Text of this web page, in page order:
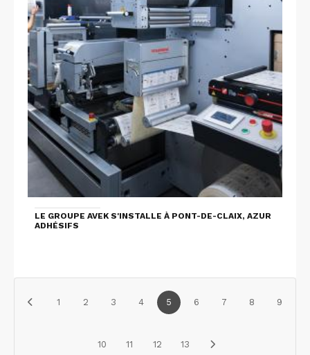
LE GROUPE AVEK S'INSTALLE À PONT-DE-CLAIX, AZUR
ADHÉSIFS
1 2 3 4 5 6 7 8 9
10 11 12 13